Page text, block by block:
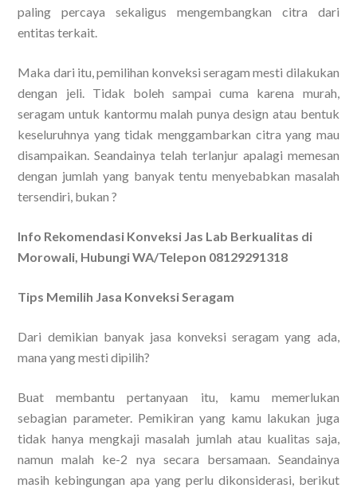
paling percaya sekaligus mengembangkan citra dari
entitas terkait.
Maka dari itu, pemilihan konveksi seragam mesti dilakukan
dengan jeli. Tidak boleh sampai cuma karena murah,
seragam untuk kantormu malah punya design atau bentuk
keseluruhnya yang tidak menggambarkan citra yang mau
disampaikan. Seandainya telah terlanjur apalagi memesan
dengan jumlah yang banyak tentu menyebabkan masalah
tersendiri, bukan ?
Info Rekomendasi Konveksi Jas Lab Berkualitas di
Morowali, Hubungi WA/Telepon 08129291318
Tips Memilih Jasa Konveksi Seragam
Dari demikian banyak jasa konveksi seragam yang ada,
mana yang mesti dipilih?
Buat membantu pertanyaan itu, kamu memerlukan
sebagian parameter. Pemikiran yang kamu lakukan juga
tidak hanya mengkaji masalah jumlah atau kualitas saja,
namun malah ke-2 nya secara bersamaan. Seandainya
masih kebingungan apa yang perlu dikonsiderasi, berikut